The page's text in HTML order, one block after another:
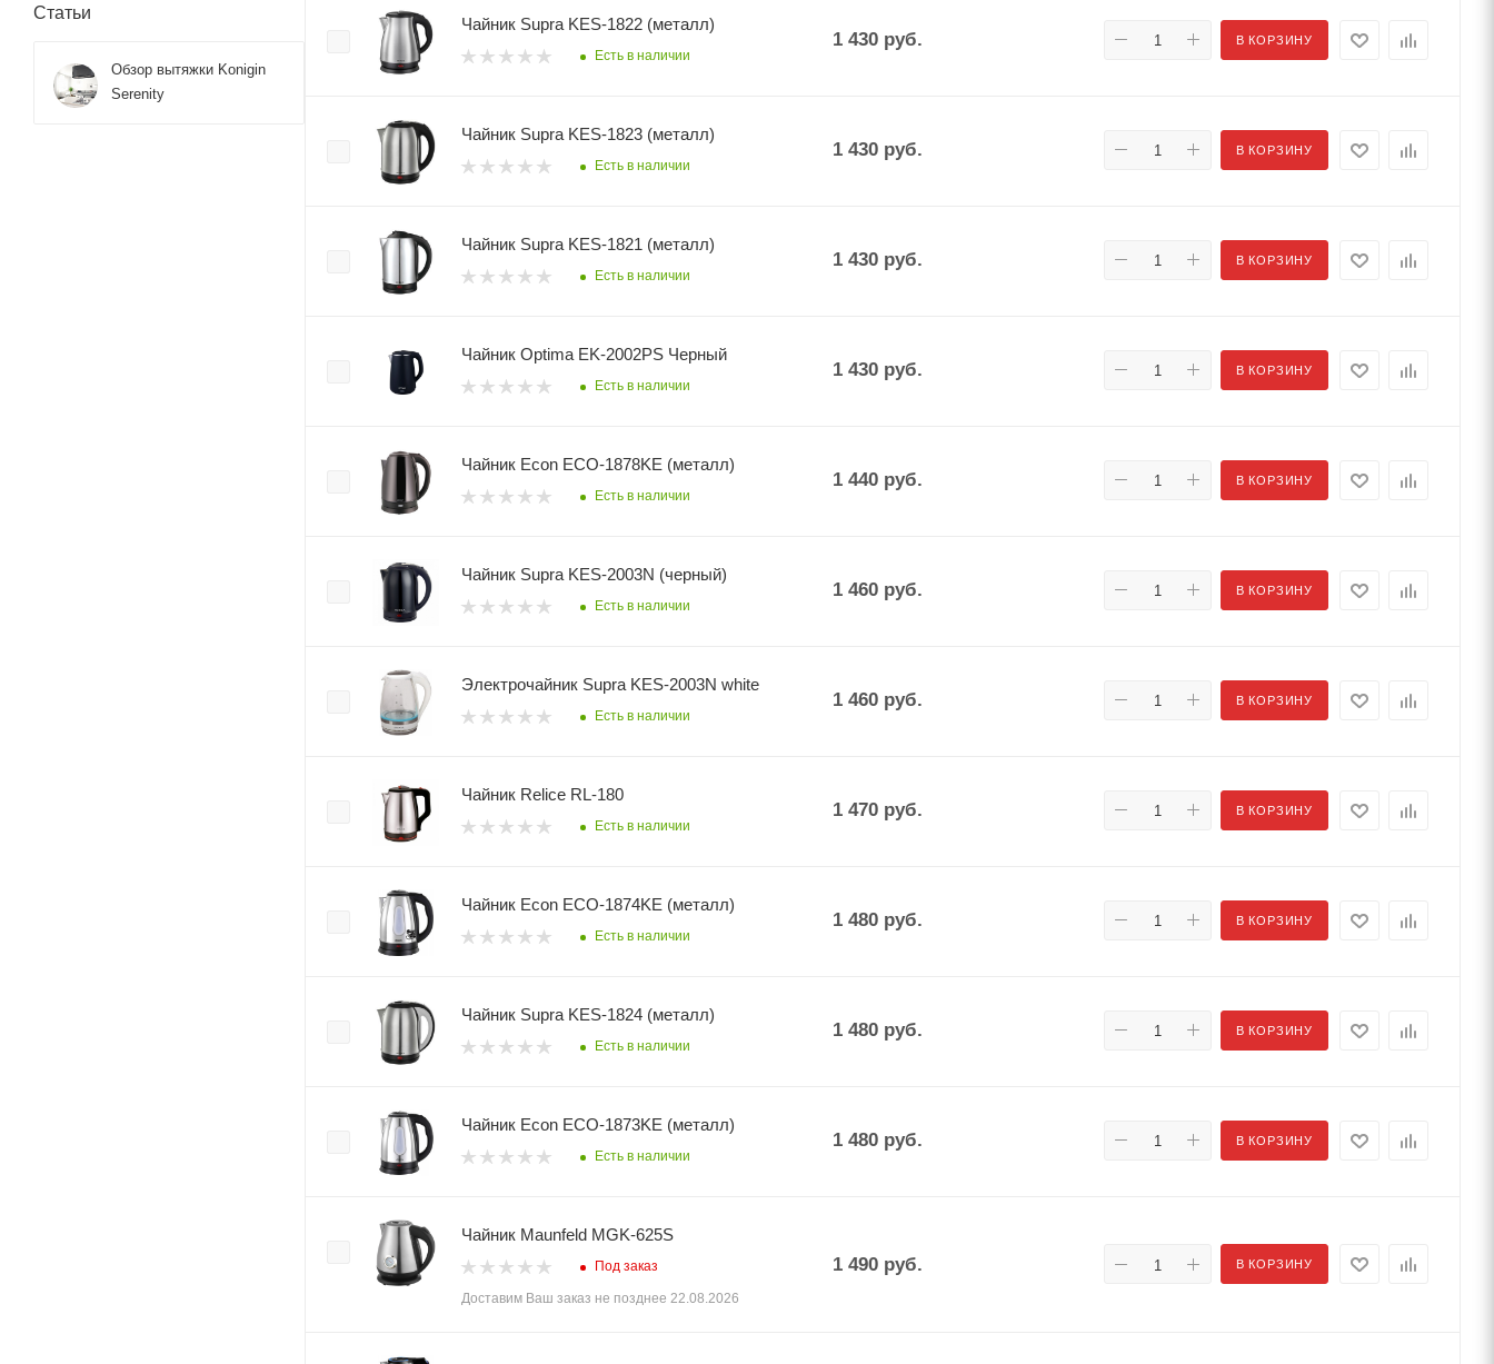
Чайник Supra KES-1822 (металл)
Есть в наличии
1 430руб. В КОРЗИНУ
Чайник Supra KES-1823 (металл)
Есть в наличии
1 430руб. В КОРЗИНУ
Чайник Supra KES-1821 (металл)
Есть в наличии
1 430руб. В КОРЗИНУ
Чайник Optima EK-2002PS Черный
Есть в наличии
1 430руб. В КОРЗИНУ
Чайник Econ ECO-1878KE (металл)
Есть в наличии
1 440руб. В КОРЗИНУ
Чайник Supra KES-2003N (черный)
Есть в наличии
1 460руб. В КОРЗИНУ
Электрочайник Supra KES-2003N white
Есть в наличии
1 460руб. В КОРЗИНУ
Чайник Relice RL-180
Есть в наличии
1 470руб. В КОРЗИНУ
Чайник Econ ECO-1874KE (металл)
Есть в наличии
1 480руб. В КОРЗИНУ
Чайник Supra KES-1824 (металл)
Есть в наличии
1 480руб. В КОРЗИНУ
Чайник Econ ECO-1873KE (металл)
Есть в наличии
1 480руб. В КОРЗИНУ
Чайник Maunfeld MGK-625S
Под заказ
Доставим Ваш заказ не позднее 22.08.2026
1 490руб. В КОРЗИНУ
Статьи
Обзор вытяжки Konigin
Serenity